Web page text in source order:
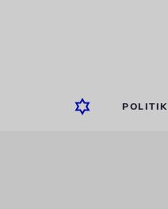
POLITIK